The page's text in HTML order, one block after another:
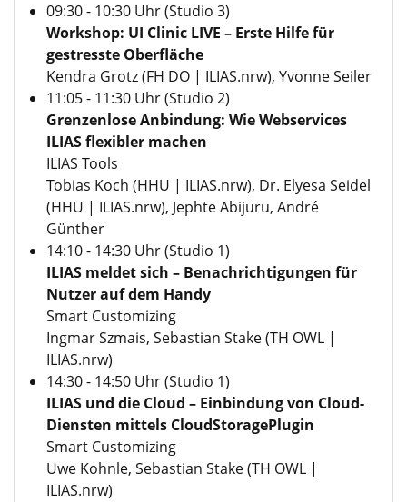
09:30 - 10:30 Uhr (Studio 3)
Workshop: UI Clinic LIVE – Erste Hilfe für
gestresste Oberfläche
Kendra Grotz (FH DO | ILIAS.nrw), Yvonne Seiler
11:05 - 11:30 Uhr (Studio 2)
Grenzenlose Anbindung: Wie Webservices
ILIAS flexibler machen
ILIAS Tools
Tobias Koch (HHU | ILIAS.nrw), Dr. Elyesa Seidel
(HHU | ILIAS.nrw), Jephte Abijuru, André
Günther
14:10 - 14:30 Uhr (Studio 1)
ILIAS meldet sich – Benachrichtigungen für
Nutzer auf dem Handy
Smart Customizing
Ingmar Szmais, Sebastian Stake (TH OWL |
ILIAS.nrw)
14:30 - 14:50 Uhr (Studio 1)
ILIAS und die Cloud – Einbindung von Cloud-
Diensten mittels CloudStoragePlugin
Smart Customizing
Uwe Kohnle, Sebastian Stake (TH OWL |
ILIAS.nrw)